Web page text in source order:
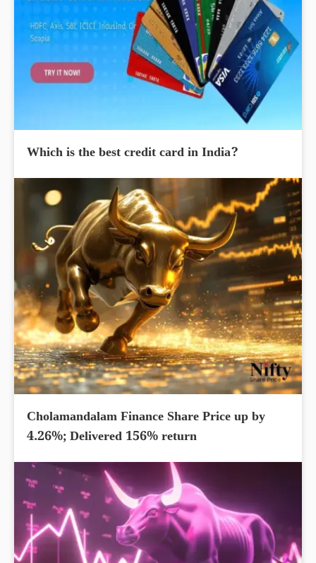
Which is the best credit card in India?
Cholamandalam Finance Share Price up by
4.26%; Delivered 156% return